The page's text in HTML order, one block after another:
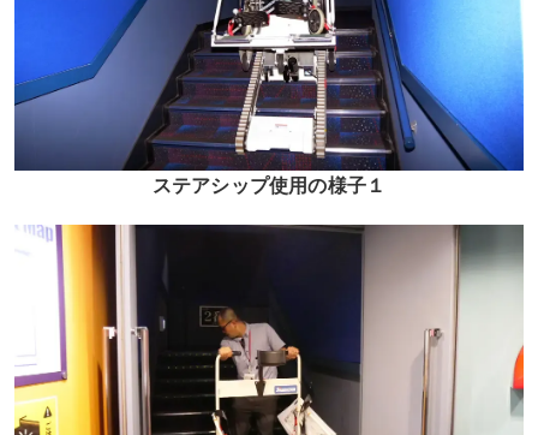
ステアシップ使用の様子１